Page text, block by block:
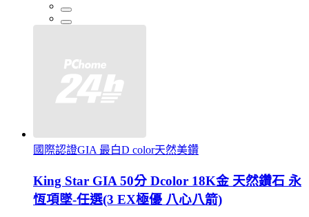
國際認證GIA 最白D color天然美鑽
King Star GIA 50分 Dcolor 18K金 天然鑽石 永
恆項墜-任選(3 EX極優 八心八箭)